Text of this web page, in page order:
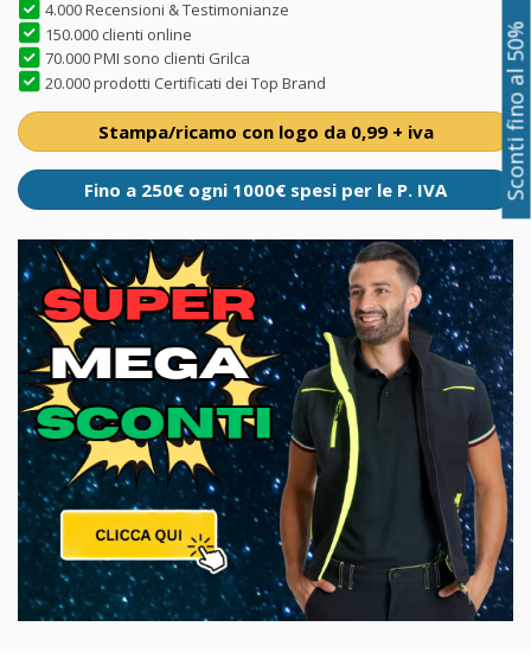
4.000 Recensioni & Testimonianze
150.000 clienti online
70.000 PMI sono clienti Grilca
20.000 prodotti Certificati dei Top Brand
Stampa/ricamo con logo da 0,99 + iva
Fino a 250€ ogni 1000€ spesi per le P. IVA Sconti fino al 50%